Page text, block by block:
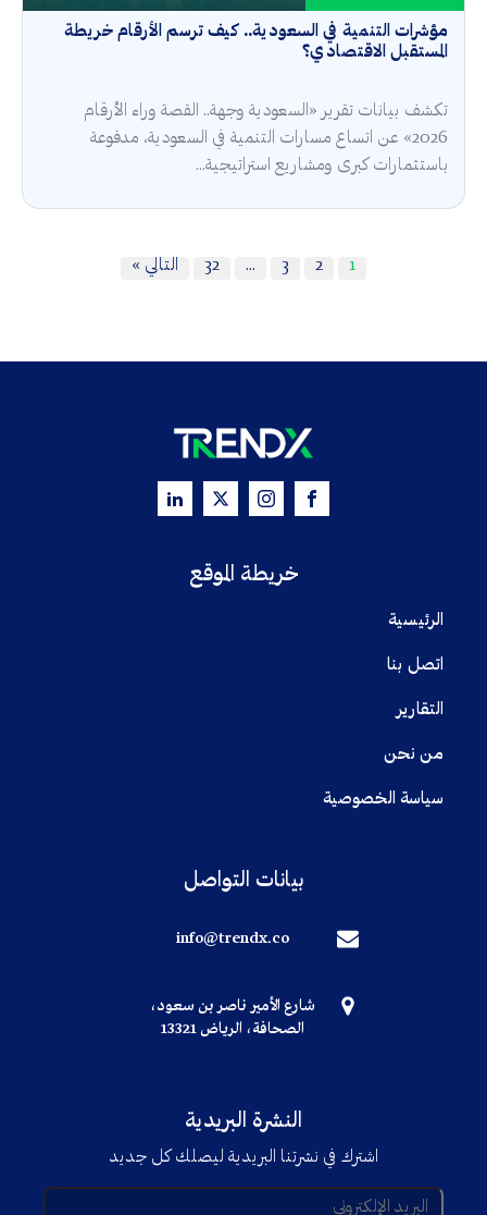
مؤشرات التنمية في السعودية.. كيف ترسم الأرقام خريطة
المستقبل الاقتصادي؟
تكشف بيانات تقرير «السعودية وجهة.. القصة وراء الأرقام
2026» عن اتساع مسارات التنمية في السعودية، مدفوعة
باستثمارات كبرى ومشاريع استراتيجية...
1
2
3
…
32 التالي »
خريطة الموقع
الرئيسية
اتصل بنا
التقارير
من نحن
سياسة الخصوصية
بيانات التواصل
info@trendx.co
شارع الأمير ناصر بن سعود،
الصحافة، الرياض 13321
النشرة البريدية
اشترك في نشرتنا البريدية ليصلك كل جديد